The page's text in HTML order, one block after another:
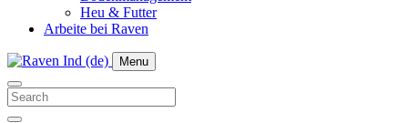
Heu & Futter
Arbeite bei Raven
Menu